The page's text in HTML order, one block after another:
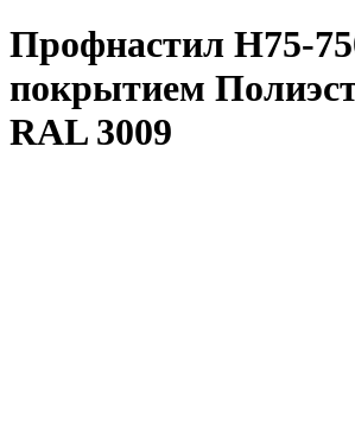
Профнастил Н75-
покрытием
RAL 3009